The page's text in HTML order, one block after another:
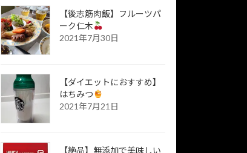
【後志筋肉飯】フルーツパ
ーク仁木
2021年7月30日
【ダイエットにおすすめ】
はちみつ
2021年7月21日
【絶品】無添加で美味しい